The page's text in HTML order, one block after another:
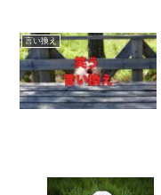
言い換え